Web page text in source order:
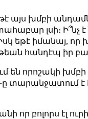
թէ այս խմբի
լսի։ Ի՞նչ է
եթէ իմանայ,
հանդէպ իր
են որոշակի
տարանջատում
որ բոլորս էլ